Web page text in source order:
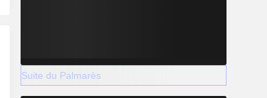
Suite du Palmarès